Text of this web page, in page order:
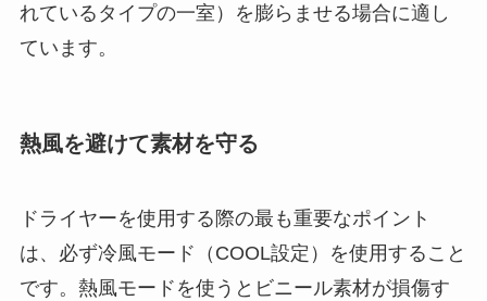
れているタイプの一室）を膨らませる場合に適し
ています。
熱風を避けて素材を守る
ドライヤーを使用する際の最も重要なポイント
は、必ず冷風モード（COOL設定）を使用すること
です。熱風モードを使うとビニール素材が損傷す